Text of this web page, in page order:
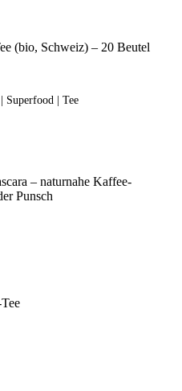
(bio, Schweiz) – 20 Beutel
Superfood | Tee
– naturnahe Kaffee-
Punsch